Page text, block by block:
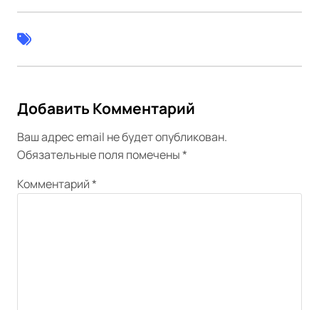
Добавить Комментарий
Ваш адрес email не будет опубликован.
Обязательные поля помечены*
Комментарий*